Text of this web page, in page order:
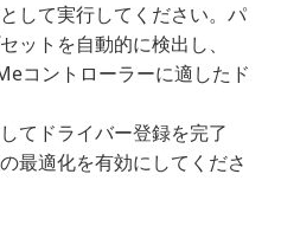
して実行してください。パ
ットを自動的に検出し、
コントローラーに適したド
てドライバー登録を完了
最適化を有効にしてくださ